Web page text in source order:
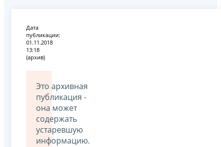
Дата
публикации:
01.11.2018
13:18
(архив)
Это архивная
публикация -
она может
содержать
устаревшую
информацию.